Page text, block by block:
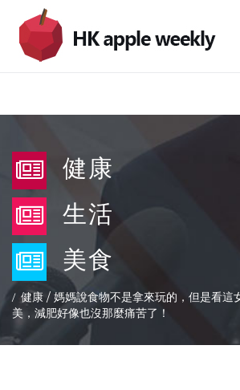
健康
生活
美食
健康 / 媽媽說食物不是拿來玩的，但是看這
美，減肥好像也沒那麼痛苦了！